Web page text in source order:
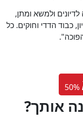
ולמשא ומתן,
כבוד הדדי וחוקים. כל
50%
אותך